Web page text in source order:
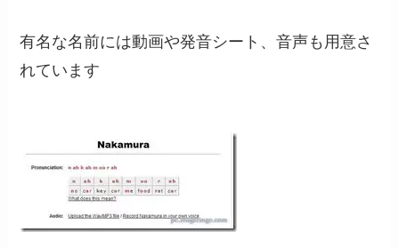
有名な名前には動画や発音シート、音声も用意さ
れています